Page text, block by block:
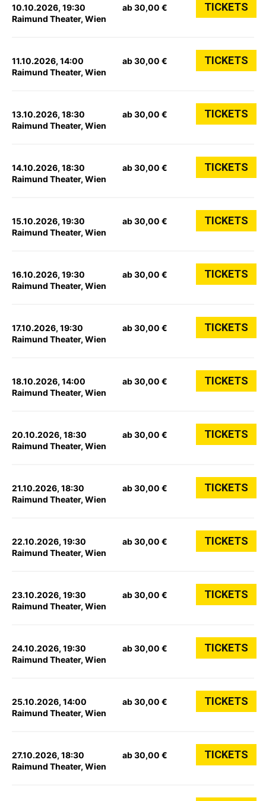
10.10.2026, 19:30
Raimund Theater, Wien
ab 30,00 € TICKETS
11.10.2026, 14:00
Raimund Theater, Wien
ab 30,00 € TICKETS
13.10.2026, 18:30
Raimund Theater, Wien
ab 30,00 € TICKETS
14.10.2026, 18:30
Raimund Theater, Wien
ab 30,00 € TICKETS
15.10.2026, 19:30
Raimund Theater, Wien
ab 30,00 € TICKETS
16.10.2026, 19:30
Raimund Theater, Wien
ab 30,00 € TICKETS
17.10.2026, 19:30
Raimund Theater, Wien
ab 30,00 € TICKETS
18.10.2026, 14:00
Raimund Theater, Wien
ab 30,00 € TICKETS
20.10.2026, 18:30
Raimund Theater, Wien
ab 30,00 € TICKETS
21.10.2026, 18:30
Raimund Theater, Wien
ab 30,00 € TICKETS
22.10.2026, 19:30
Raimund Theater, Wien
ab 30,00 € TICKETS
23.10.2026, 19:30
Raimund Theater, Wien
ab 30,00 € TICKETS
24.10.2026, 19:30
Raimund Theater, Wien
ab 30,00 € TICKETS
25.10.2026, 14:00
Raimund Theater, Wien
ab 30,00 € TICKETS
27.10.2026, 18:30
Raimund Theater, Wien
ab 30,00 € TICKETS